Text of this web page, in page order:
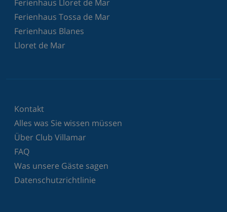
Ferienhaus Lloret de Mar
Ferienhaus Tossa de Mar
Ferienhaus Blanes
Lloret de Mar
Kontakt
Alles was Sie wissen müssen
Über Club Villamar
FAQ
Was unsere Gäste sagen
Datenschutzrichtlinie